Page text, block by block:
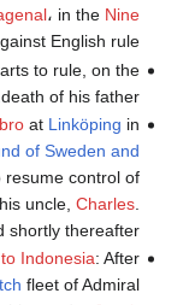
، in the Nine
English rule.
to rule, on the
death of his father.
at Linköping in
of Sweden and
resume control of
uncle, Charles.
shortly thereafter.
Indonesia: After
fleet of Admiral